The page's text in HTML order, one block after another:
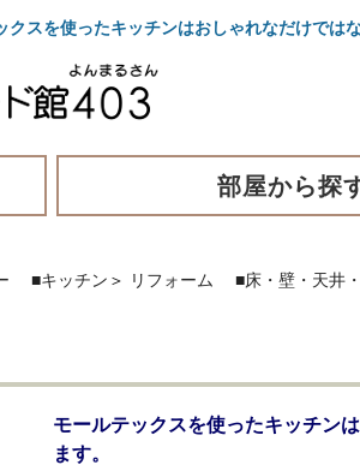
を使ったキッチンはおしゃれなだけではな
部屋から探
■キッチン ＞ リフォーム ■床・壁・天井
モールテックスを使ったキッチン
ます。